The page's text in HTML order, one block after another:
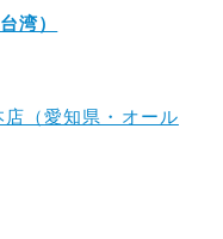
湾）
（愛知県・オール